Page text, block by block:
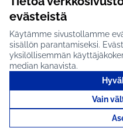
evästeistä
Käytämme sivustollamme
sisällön parantamiseksi.
yksilöllisemmän
median kanavista.
Vain
Ohjeet kirjautumiseen
Ohjeet kommentin
Creative Commons -
(Ulkoinen linkki)Verkkosivusto
Tuusulan osallistumisalusta
(Ulkoinen linkki)